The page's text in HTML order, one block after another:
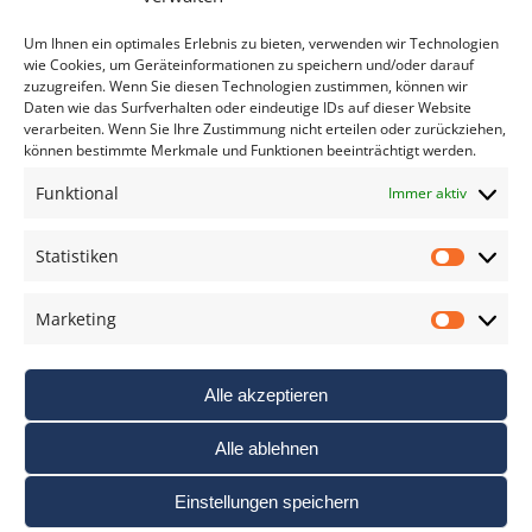
Um Ihnen ein optimales Erlebnis zu bieten, verwenden wir Technologien
wie Cookies, um Geräteinformationen zu speichern und/oder darauf
zuzugreifen. Wenn Sie diesen Technologien zustimmen, können wir
Daten wie das Surfverhalten oder eindeutige IDs auf dieser Website
verarbeiten. Wenn Sie Ihre Zustimmung nicht erteilen oder zurückziehen,
können bestimmte Merkmale und Funktionen beeinträchtigt werden.
Funktional Immer aktiv
Statistiken
Marketing
Alle akzeptieren
Alle ablehnen
Einstellungen speichern
*